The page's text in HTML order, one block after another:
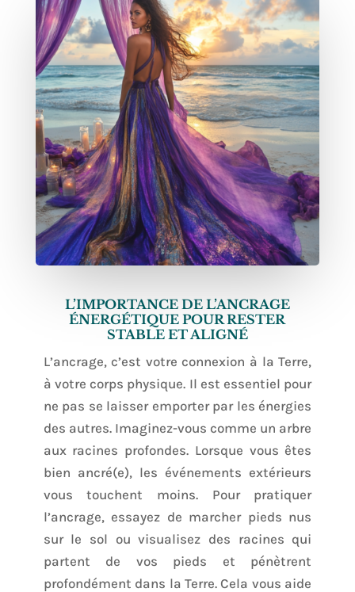
L’IMPORTANCE DE L’ANCRAGE
ÉNERGÉTIQUE POUR RESTER
STABLE ET ALIGNÉ
L’ancrage, c’est votre connexion à la Terre,
à votre corps physique. Il est essentiel pour
ne pas se laisser emporter par les énergies
des autres. Imaginez-vous comme un arbre
aux racines profondes. Lorsque vous êtes
bien ancré(e), les événements extérieurs
vous touchent moins. Pour pratiquer
l’ancrage, essayez de marcher pieds nus
sur le sol ou visualisez des racines qui
partent de vos pieds et pénètrent
profondément dans la Terre. Cela vous aide